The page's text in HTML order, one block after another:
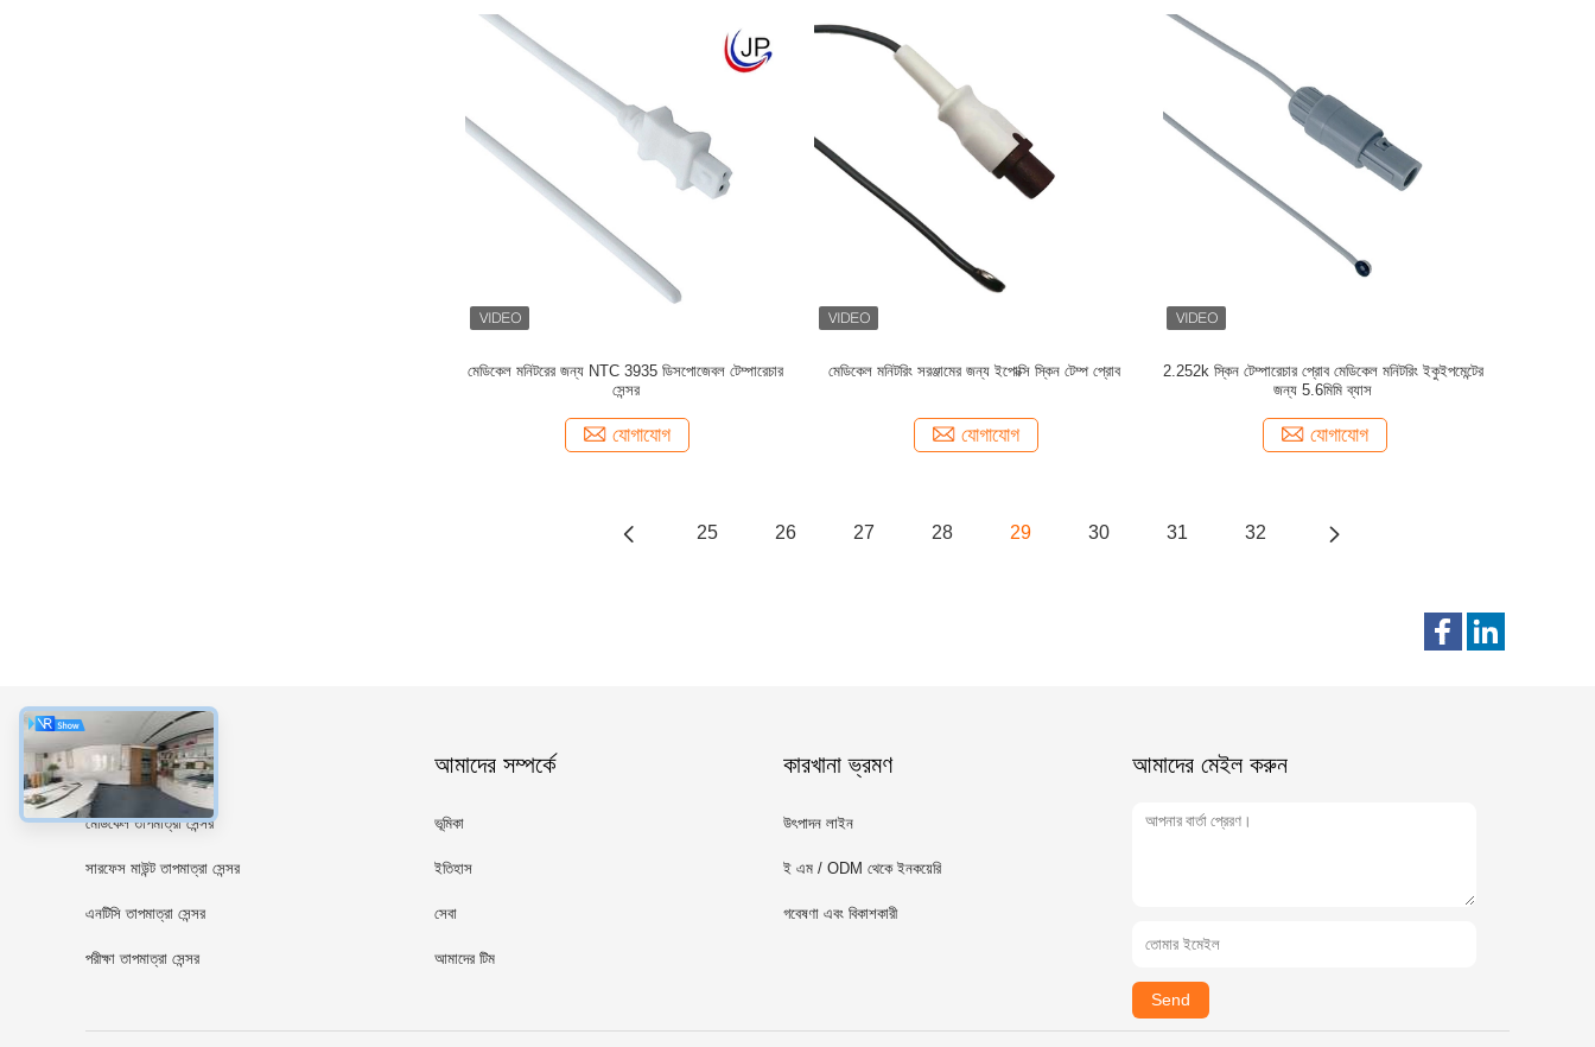
মেডিকেল মনিটরের জন্য NTC 3935 ডিসপোজেবল টেম্পারেচার
সেন্সর
যোগাযোগ
মেডিকেল মনিটরিং সরঞ্জামের জন্য ইপোক্সি স্কিন টেম্প প্রোব
যোগাযোগ
2.252k স্কিন টেম্পারেচার প্রোব মেডিকেল মনিটরিং ইকুইপমেন্টের
জন্য 5.6মিমি ব্যাস
যোগাযোগ
25 26 27 28 29 30 31 32
ধরন
মেডিকেল তাপমাত্রা সেন্সর
সারফেস মাউন্ট তাপমাত্রা সেন্সর
এনটিসি তাপমাত্রা সেন্সর
পরীক্ষা তাপমাত্রা সেন্সর
আমাদের সম্পর্কে
ভূমিকা
ইতিহাস
সেবা
আমাদের টিম
কারখানা ভ্রমণ
উৎপাদন লাইন
ই এম / ODM থেকে ইনকয়েরি
গবেষণা এবং বিকাশকারী
আমাদের মেইল ​​করুন
Send